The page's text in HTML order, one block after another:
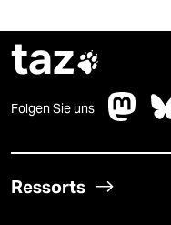
taz
Folgen Sie uns
Ressorts